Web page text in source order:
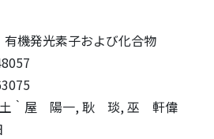
機発光素子および化合物
土‵屋 陽一, 耿 琰, 巫 軒偉